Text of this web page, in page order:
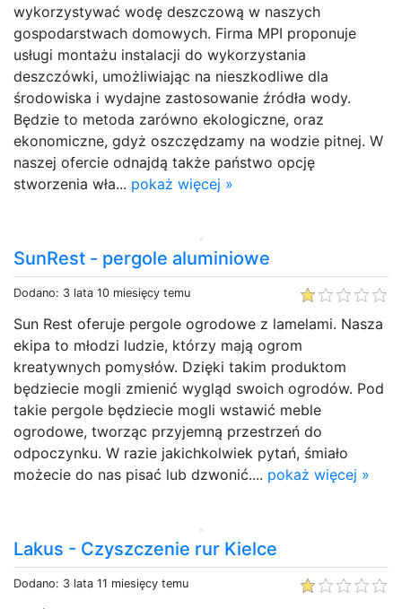
wykorzystywać wodę deszczową w naszych
gospodarstwach domowych. Firma MPI proponuje
usługi montażu instalacji do wykorzystania
deszczówki, umożliwiając na nieszkodliwe dla
środowiska i wydajne zastosowanie źródła wody.
Będzie to metoda zarówno ekologiczne, oraz
ekonomiczne, gdyż oszczędzamy na wodzie pitnej. W
naszej ofercie odnajdą także państwo opcję
stworzenia wła... pokaż więcej »
SunRest - pergole aluminiowe
Dodano: 3 lata 10 miesięcy temu
Sun Rest oferuje pergole ogrodowe z lamelami. Nasza
ekipa to młodzi ludzie, którzy mają ogrom
kreatywnych pomysłów. Dzięki takim produktom
będziecie mogli zmienić wygląd swoich ogrodów. Pod
takie pergole będziecie mogli wstawić meble
ogrodowe, tworząc przyjemną przestrzeń do
odpoczynku. W razie jakichkolwiek pytań, śmiało
możecie do nas pisać lub dzwonić.... pokaż więcej »
Lakus - Czyszczenie rur Kielce
Dodano: 3 lata 11 miesięcy temu